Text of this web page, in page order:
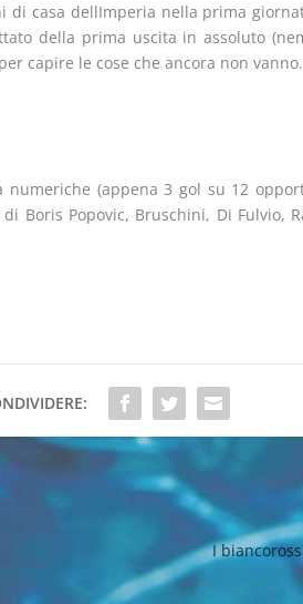
di casa dellImperia nella prima
della prima uscita in assoluto
capire le cose che ancora non vanno.
(appena 3 gol su 12
Boris Popovic, Bruschini, Di Fulvio,
I